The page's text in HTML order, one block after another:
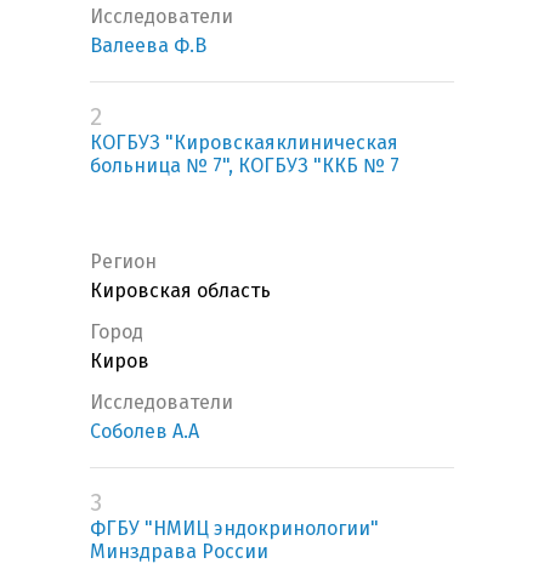
Исследователи
Валеева Ф.В
2
КОГБУЗ "Кировскаяклиническая
больница № 7", КОГБУЗ "ККБ № 7
Регион
Кировская область
Город
Киров
Исследователи
Соболев А.А
3
ФГБУ "НМИЦ эндокринологии"
Минздрава России